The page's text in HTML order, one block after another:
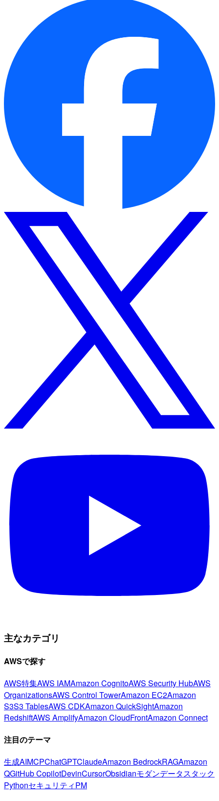
主なカテゴリ
AWSで探す
AWS特集AWS IAMAmazon CognitoAWS Security HubAWS
OrganizationsAWS Control TowerAmazon EC2Amazon
S3S3 TablesAWS CDKAmazon QuickSightAmazon
RedshiftAWS AmplifyAmazon CloudFrontAmazon Connect
注目のテーマ
生成AIMCPChatGPTClaudeAmazon BedrockRAGAmazon
QGitHub CopilotDevinCursorObsidianモダンデータスタック
PythonセキュリティPM